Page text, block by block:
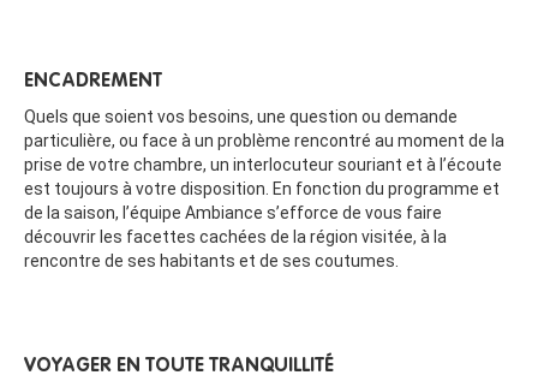
ENCADREMENT
Quels que soient vos besoins, une question ou demande
particulière, ou face à un problème rencontré au moment de la
prise de votre chambre, un interlocuteur souriant et à l’écoute
est toujours à votre disposition. En fonction du programme et
de la saison, l’équipe Ambiance s’efforce de vous faire
découvrir les facettes cachées de la région visitée, à la
rencontre de ses habitants et de ses coutumes.
VOYAGER EN TOUTE TRANQUILLITÉ